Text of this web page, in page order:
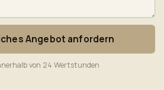
Angebot anfordern
von 24 Wertstunden